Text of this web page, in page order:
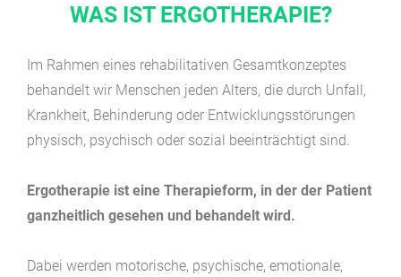
WAS IST ERGOTHERAPIE?
Im Rahmen eines rehabilitativen Gesamtkonzeptes
behandelt wir Menschen jeden Alters, die durch Unfall,
Krankheit, Behinderung oder Entwicklungsstörungen
physisch, psychisch oder sozial beeinträchtigt sind.
Ergotherapie ist eine Therapieform, in der der Patient
ganzheitlich gesehen und behandelt wird.
Dabei werden motorische, psychische, emotionale,